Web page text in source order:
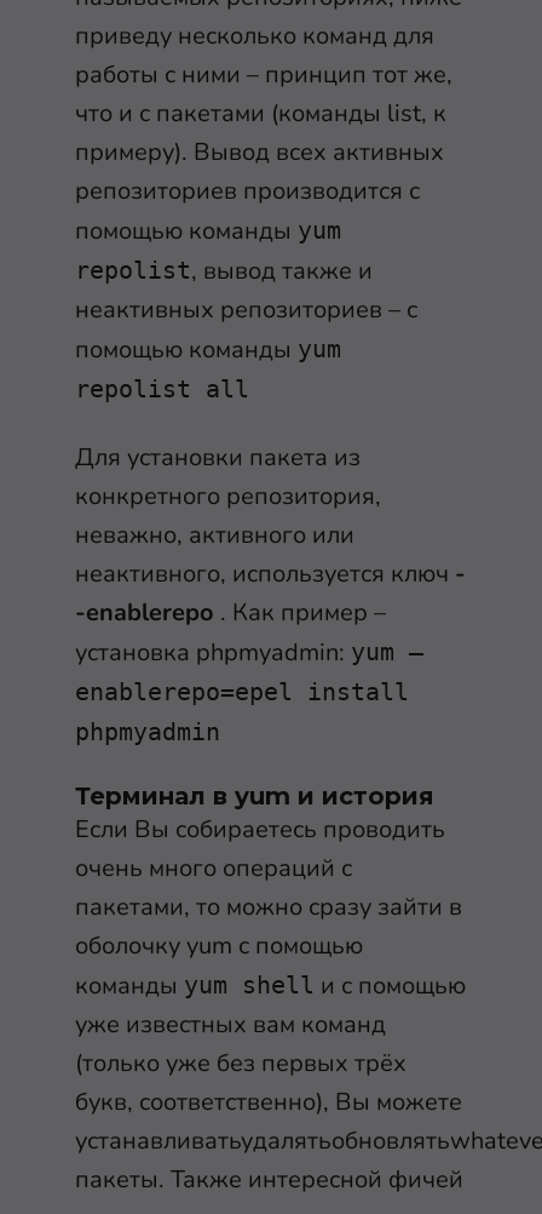
приведу несколько команд для
работы с ними – принцип тот же,
что и с пакетами (команды list, к
примеру). Вывод всех активных
репозиториев производится с
помощью команды yum
repolist, вывод также и
неактивных репозиториев – с
помощью команды yum
repolist all
Для установки пакета из
конкретного репозитория,
неважно, активного или
неактивного, используется ключ -
-enablerepo . Как пример –
установка phpmyadmin: yum –
enablerepo=epel install
phpmyadmin
Терминал в yum и история
Если Вы собираетесь проводить
очень много операций с
пакетами, то можно сразу зайти в
оболочку yum с помощью
команды yum shell и с помощью
уже известных вам команд
(только уже без первых трёх
букв, соответственно), Вы можете
пакеты. Также интересной фичей